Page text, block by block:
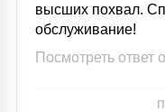
высших похвал.
обслуживание!
Посмотреть ответ